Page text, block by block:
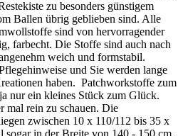
zu besonders günstigem
Ballen übrig geblieben sind. Alle
sind von hervorragender
farbecht. Die Stoffe sind auch nach
weich und formstabil.
und Sie werden lange
haben. Patchworkstoffe zum
nur ein kleines Stück zum Glück.
mal rein zu schauen. Die
zwischen 10 x 110/112 bis 35 x
sogar in der Breite von 140 - 150 cm.